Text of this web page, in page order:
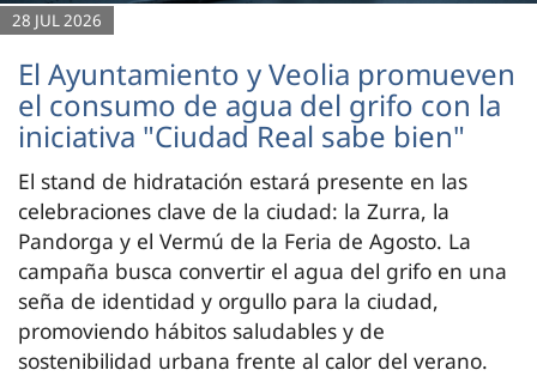
28 JUL 2026
El Ayuntamiento y Veolia promueven
el consumo de agua del grifo con la
iniciativa "Ciudad Real sabe bien"
El stand de hidratación estará presente en las
celebraciones clave de la ciudad: la Zurra, la
Pandorga y el Vermú de la Feria de Agosto. La
campaña busca convertir el agua del grifo en una
seña de identidad y orgullo para la ciudad,
promoviendo hábitos saludables y de
sostenibilidad urbana frente al calor del verano.